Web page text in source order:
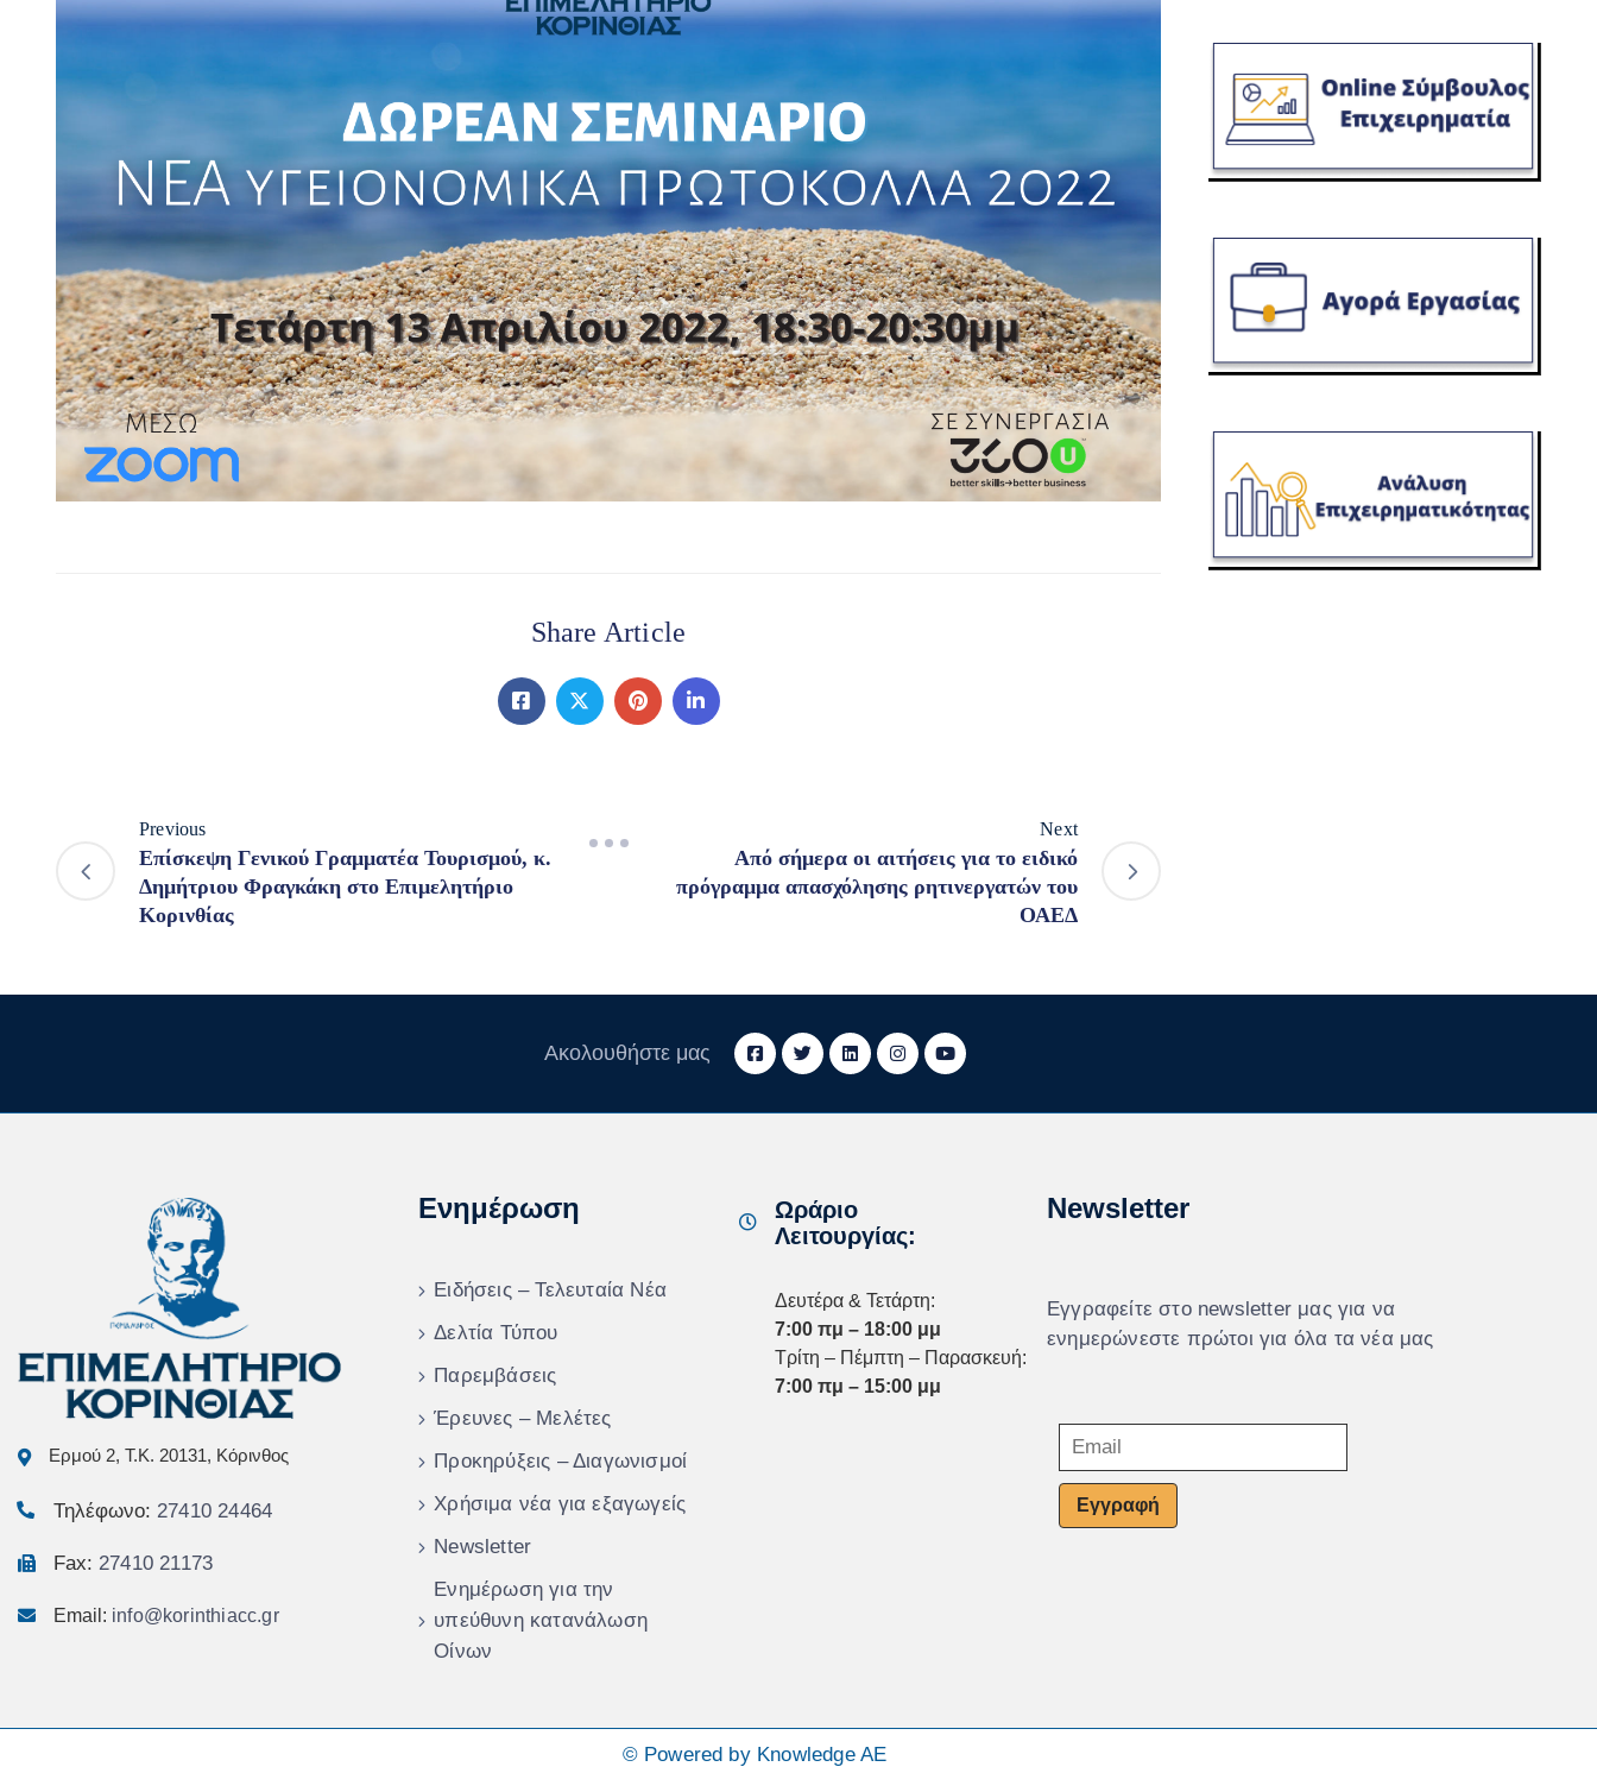
Share Article
Previous
Επίσκεψη Γενικού Γραμματέα Τουρισμού, κ.
Δημήτριου Φραγκάκη στο Επιμελητήριο
Κορινθίας
Next
Από σήμερα οι αιτήσεις για το ειδικό
πρόγραμμα απασχόλησης ρητινεργατών του
ΟΑΕΔ
Ακολουθήστε μας
Ερμού 2, Τ.Κ. 20131, Κόρινθος
Τηλέφωνο: 27410 24464
Fax: 27410 21173
Email: info@korinthiacc.gr
Ενημέρωση
Ειδήσεις – Τελευταία Νέα
Δελτία Τύπου
Παρεμβάσεις
Έρευνες – Μελέτες
Προκηρύξεις – Διαγωνισμοί
Χρήσιμα νέα για εξαγωγείς
Newsletter
Ενημέρωση για την
υπεύθυνη κατανάλωση
Οίνων
Ωράριο
Λειτουργίας:
Δευτέρα & Τετάρτη:
7:00 πμ – 18:00 μμ
Τρίτη – Πέμπτη – Παρασκευή:
7:00 πμ – 15:00 μμ
Newsletter
Εγγραφείτε στο newsletter μας για να
ενημερώνεστε πρώτοι για όλα τα νέα μας
Εγγραφή
© Powered by Knowledge AE